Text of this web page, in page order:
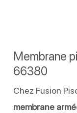
Membrane
66380
Chez Fusion
membrane